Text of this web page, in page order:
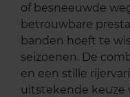
of besneeuwde
betrouwbare
banden hoeft te
seizoenen. De
en een stille
uitstekende keuze